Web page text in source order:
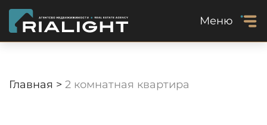
Меню
Главная > 2 комнатная квартира